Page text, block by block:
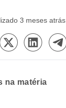
3 meses atrás
na matéria